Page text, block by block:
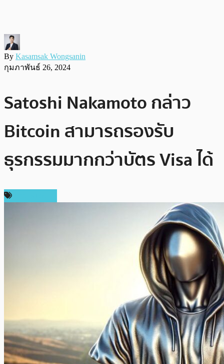
By Kasamsak Wongsanin
กุมภาพันธ์ 26, 2024
Satoshi Nakamoto กล่าว
Bitcoin สามารถรองรับ
ธุรกรรมมากกว่าบัตร Visa ได้